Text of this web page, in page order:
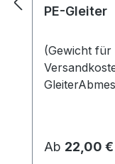
PE-Gleiter
(Gewicht für
Regulärer
Ab 22,00 €